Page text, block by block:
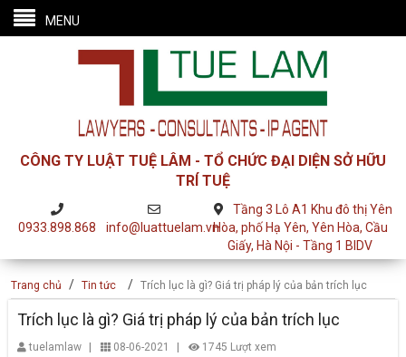
MENU
CÔNG TY LUẬT TUỆ LÂM - TỔ CHỨC ĐẠI DIỆN SỞ HỮU
TRÍ TUỆ
0933.898.868 info@luattuelam.vn
Tầng 3 Lô A1 Khu đô thị Yên
Hòa, phố Hạ Yên, Yên Hòa, Cầu
Giấy, Hà Nội - Tầng 1 BIDV
Trang chủ / Tin tức / Trích lục là gì? Giá trị pháp lý của bản trích lục
Trích lục là gì? Giá trị pháp lý của bản trích lục
tuelamlaw | 08-06-2021 | 1745 Lượt xem